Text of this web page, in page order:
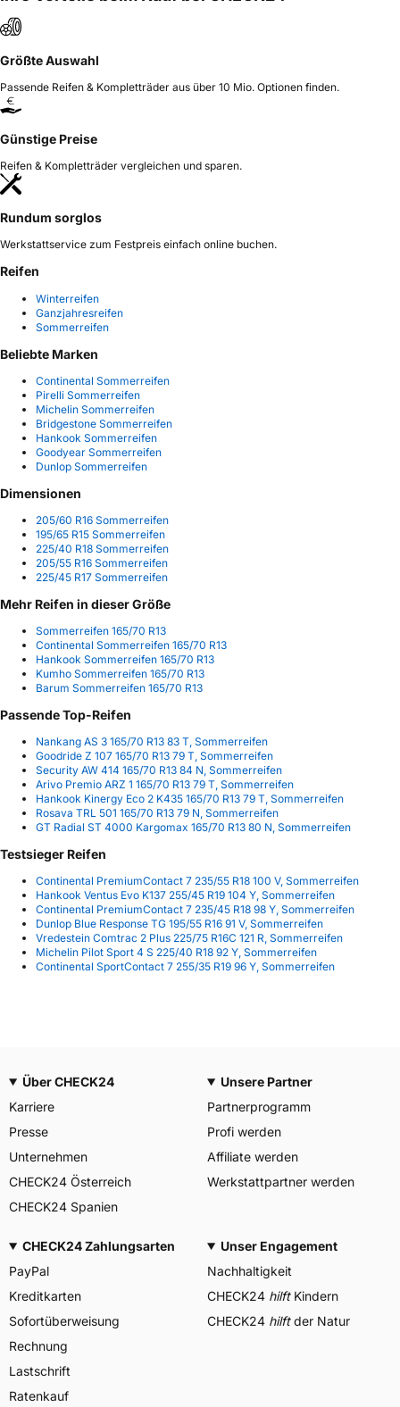
Größte Auswahl
Passende Reifen & Kompletträder aus über 10 Mio. Optionen finden.
Günstige Preise
Reifen & Kompletträder vergleichen und sparen.
Rundum sorglos
Werkstattservice zum Festpreis einfach online buchen.
Reifen
Winterreifen
Ganzjahresreifen
Sommerreifen
Beliebte Marken
Continental Sommerreifen
Pirelli Sommerreifen
Michelin Sommerreifen
Bridgestone Sommerreifen
Hankook Sommerreifen
Goodyear Sommerreifen
Dunlop Sommerreifen
Dimensionen
205/60 R16 Sommerreifen
195/65 R15 Sommerreifen
225/40 R18 Sommerreifen
205/55 R16 Sommerreifen
225/45 R17 Sommerreifen
Mehr Reifen in dieser Größe
Sommerreifen 165/70 R13
Continental Sommerreifen 165/70 R13
Hankook Sommerreifen 165/70 R13
Kumho Sommerreifen 165/70 R13
Barum Sommerreifen 165/70 R13
Passende Top-Reifen
Nankang AS 3 165/70 R13 83 T, Sommerreifen
Goodride Z 107 165/70 R13 79 T, Sommerreifen
Security AW 414 165/70 R13 84 N, Sommerreifen
Arivo Premio ARZ 1 165/70 R13 79 T, Sommerreifen
Hankook Kinergy Eco 2 K435 165/70 R13 79 T, Sommerreifen
Rosava TRL 501 165/70 R13 79 N, Sommerreifen
GT Radial ST 4000 Kargomax 165/70 R13 80 N, Sommerreifen
Testsieger Reifen
Continental PremiumContact 7 235/55 R18 100 V, Sommerreifen
Hankook Ventus Evo K137 255/45 R19 104 Y, Sommerreifen
Continental PremiumContact 7 235/45 R18 98 Y, Sommerreifen
Dunlop Blue Response TG 195/55 R16 91 V, Sommerreifen
Vredestein Comtrac 2 Plus 225/75 R16C 121 R, Sommerreifen
Michelin Pilot Sport 4 S 225/40 R18 92 Y, Sommerreifen
Continental SportContact 7 255/35 R19 96 Y, Sommerreifen
Über CHECK24
Karriere
Presse
Unternehmen
CHECK24 Österreich
CHECK24 Spanien
Unsere Partner
Partnerprogramm
Profi werden
Affiliate werden
Werkstattpartner werden
CHECK24 Zahlungsarten
PayPal
Kreditkarten
Sofortüberweisung
Rechnung
Lastschrift
Ratenkauf
Unser Engagement
Nachhaltigkeit
CHECK24 hilftKindern
CHECK24 hilftder Natur